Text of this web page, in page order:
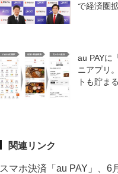
で経済圏
au PAYに
ニアプリ
トも貯まる
関連リンク
スマホ決済「au PAY」、6